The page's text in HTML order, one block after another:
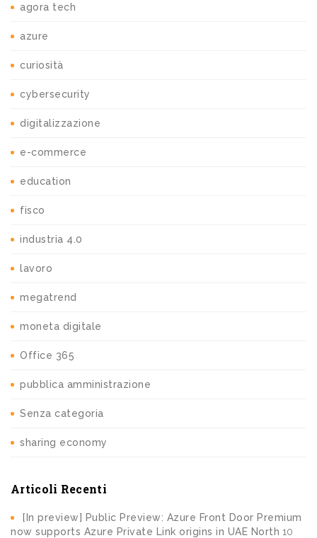
agora tech
azure
curiosità
cybersecurity
digitalizzazione
e-commerce
education
fisco
industria 4.0
lavoro
megatrend
moneta digitale
Office 365
pubblica amministrazione
Senza categoria
sharing economy
Articoli Recenti
[In preview] Public Preview: Azure Front Door Premium
now supports Azure Private Link origins in UAE North 10